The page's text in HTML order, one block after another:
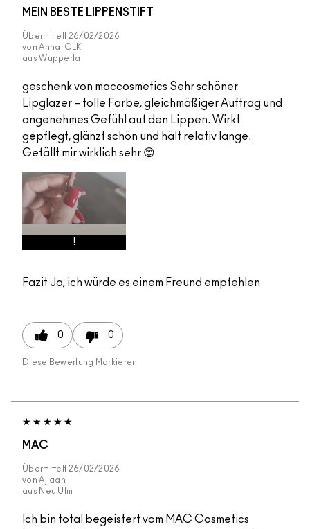
MEIN BESTE LIPPENSTIFT
Übermittelt 26/02/2026
von Anna_CLK
aus Wuppertal
geschenk von maccosmetics Sehr schöner
Lipglazer – tolle Farbe, gleichmäßiger Auftrag und
angenehmes Gefühl auf den Lippen. Wirkt
gepflegt, glänzt schön und hält relativ lange.
Gefällt mir wirklich sehr 😊
!
Fazit Ja, ich würde es einem Freund empfehlen
0 0
Diese Bewertung Markieren
MAC
Übermittelt 26/02/2026
von Ajlaah
aus Neu Ulm
Ich bin total begeistert vom MAC Cosmetics